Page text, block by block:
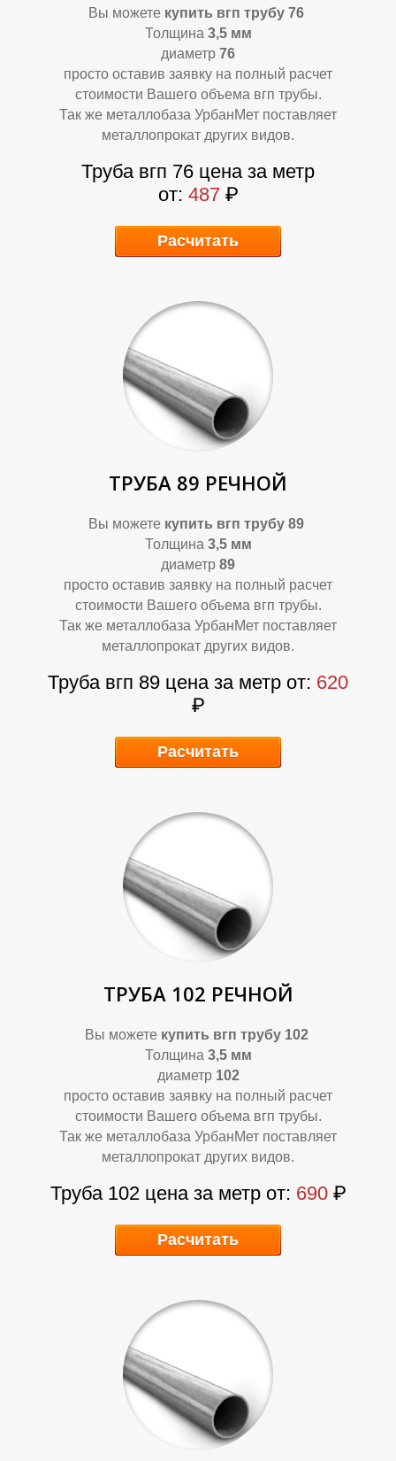
А
Т
П
Вы можете купить вгп трубу 76
Толщина 3,5 мм
диаметр 76
просто оставив заявку на полный расчет
стоимости Вашего объема вгп трубы.
Так же металлобаза УрбанМет поставляет
металлопрокат других видов.
Труба вгп 76 цена за метр
от: 487 ₽
Расчитать
ТРУБА 89 РЕЧНОЙ
Вы можете купить вгп трубу 89
Толщина 3,5 мм
диаметр 89
просто оставив заявку на полный расчет
стоимости Вашего объема вгп трубы.
Так же металлобаза УрбанМет поставляет
металлопрокат других видов.
Труба вгп 89 цена за метр от: 620
₽
Расчитать
ТРУБА 102 РЕЧНОЙ
Вы можете купить вгп трубу 102
Толщина 3,5 мм
диаметр102
просто оставив заявку на полный расчет
стоимости Вашего объема вгп трубы.
Так же металлобаза УрбанМет поставляет
металлопрокат других видов.
Труба 102 цена за метр от: 690 ₽
Расчитать
А
Т
П